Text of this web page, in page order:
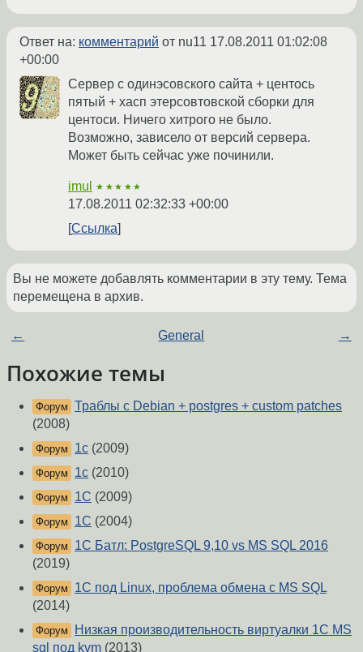
Ответ на: комментарий от nu11 17.08.2011 01:02:08
+00:00
Сервер с одинэсовского сайта + центось
пятый + хасп этерсовтовской сборки для
центоси. Ничего хитрого не было.
Возможно, зависело от версий сервера.
Может быть сейчас уже починили.
imul ★★★★★
17.08.2011 02:32:33 +00:00
Ссылка
Вы не можете добавлять комментарии в эту тему. Тема
перемещена в архив.
← General →
Похожие темы
Форум Траблы с Debian + postgres + custom patches
(2008)
Форум 1с (2009)
Форум 1с (2010)
Форум 1С (2009)
Форум 1С (2004)
Форум
1С Батл: PostgreSQL 9,10 vs MS SQL 2016
(2019)
Форум
1С под Linux, проблема обмена с MS SQL
(2014)
Форум
Низкая производительность виртуалки 1С MS
sql под kvm (2013)